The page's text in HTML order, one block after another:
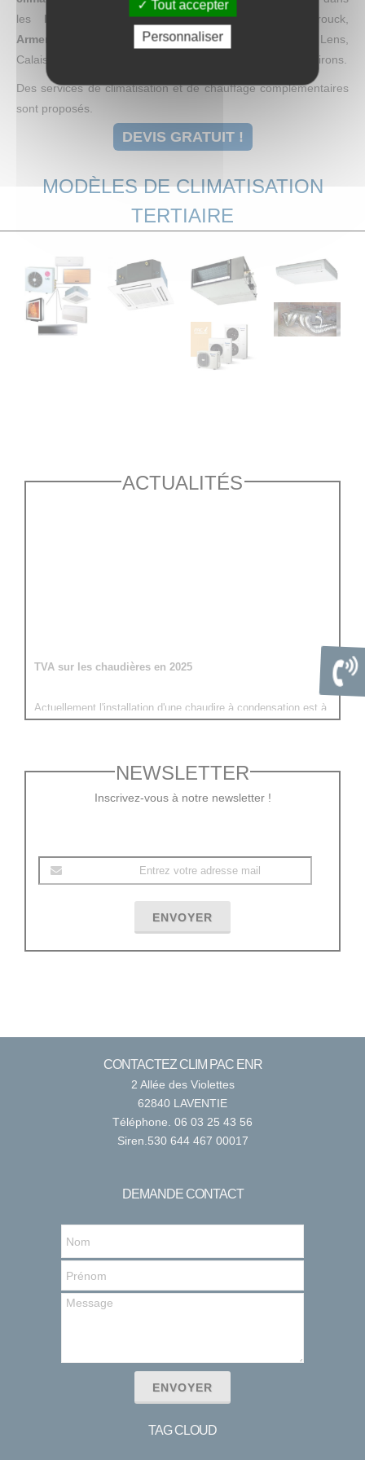
les Hauts-de FranceàLille,Béthune
, Hazebrouck,
Armentières
, Saint-Pol-sur-Ternoise, Saint-Omer, Arras, Lens,
Calais, Comines, Halluin, Deulemont, Laventie et leurs environs.
Des services de climatisation et de chauffage complémentaires
sont proposés.
DEVIS GRATUIT !
MODÈLES DE CLIMATISATION
TERTIAIRE
ACTUALITÉS
TVA sur les chaudières en 2025
Actuellement l'installation d'une chaudire à condensation est à
5.5% et devrait passer à 20% en 2025!
NEWSLETTER
Inscrivez-vous à notre newsletter !
ENVOYER
CONTACTEZ CLIM PAC ENR
2 Allée des Violettes
62840 LAVENTIE
Téléphone. 06 03 25 43 56
Siren.530 644 467 00017
DEMANDE CONTACT
ENVOYER
TAG CLOUD
Tout accepter
Personnaliser